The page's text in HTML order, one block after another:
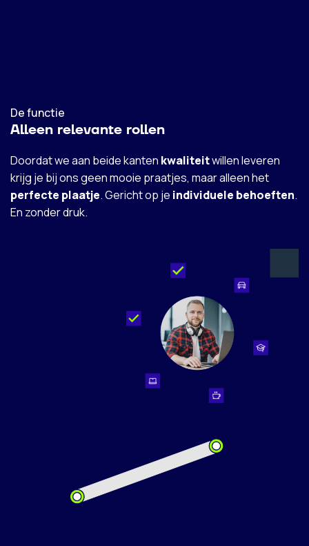
De functie
Alleen relevante rollen
Doordat we aan beide kanten kwaliteitwillen leveren
krijg je bij ons geen mooie praatjes, maar alleen het
perfecte plaatje. Gericht op je individuele behoeften.
En zonder druk.